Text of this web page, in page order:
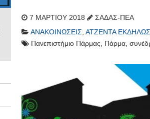
7 ΜΑΡΤΊΟΥ 2018
ΣΑΔΑΣ-ΠΕΑ
ΑΝΑΚΟΙΝΏΣΕΙΣ, ΑΤΖΈΝΤΑ
Πανεπιστήμιο Πάρμας, Πάρμα,